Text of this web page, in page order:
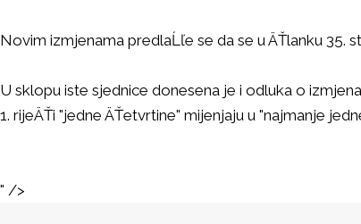
Novim izmjenama predlaĹľe se da se u ÄŤlanku 35.
U sklopu iste sjednice donesena je i odluka o
1. rijeÄŤi "jedne ÄŤetvrtine" mijenjaju u "najmanje
" />